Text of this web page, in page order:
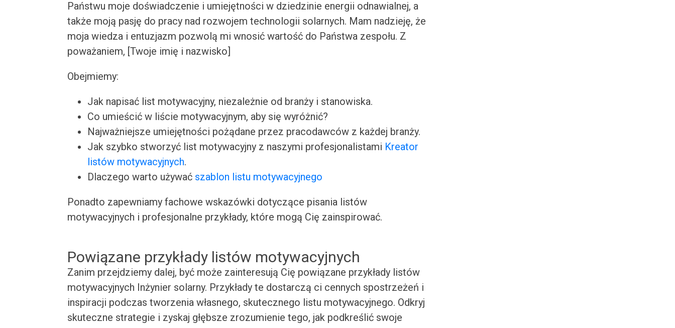
Państwu moje doświadczenie i umiejętności w dziedzinie energii odnawialnej, a
także moją pasję do pracy nad rozwojem technologii solarnych. Mam nadzieję, że
moja wiedza i entuzjazm pozwolą mi wnosić wartość do Państwa zespołu. Z
poważaniem, [Twoje imię i nazwisko]
Obejmiemy:
Jak napisać list motywacyjny, niezależnie od branży i stanowiska.
Co umieścić w liście motywacyjnym, aby się wyróżnić?
Najważniejsze umiejętności pożądane przez pracodawców z każdej branży.
Jak szybko stworzyć list motywacyjny z naszymi profesjonalistami Kreator
listów motywacyjnych.
Dlaczego warto używać szablon listu motywacyjnego
Ponadto zapewniamy fachowe wskazówki dotyczące pisania listów
motywacyjnych i profesjonalne przykłady, które mogą Cię zainspirować.
Powiązane przykłady listów motywacyjnych
Zanim przejdziemy dalej, być może zainteresują Cię powiązane przykłady listów
motywacyjnych Inżynier solarny. Przykłady te dostarczą ci cennych spostrzeżeń i
inspiracji podczas tworzenia własnego, skutecznego listu motywacyjnego. Odkryj
skuteczne strategie i zyskaj głębsze zrozumienie tego, jak podkreślić swoje